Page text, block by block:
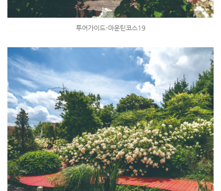
투어가이드-마운틴코스19